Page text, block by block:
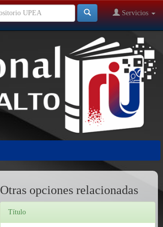
Servicios
Otras opciones relacionadas
Título